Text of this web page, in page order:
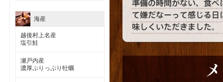
海産
越後村上名産
塩引鮭
瀬戸内産
濃厚ぷりっぷり牡蠣